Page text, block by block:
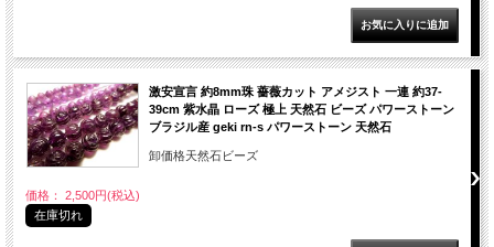
激安宣言 約8mm珠 薔薇カット アメジスト 一連 約37-
39cm 紫水晶 ローズ 極上 天然石 ビーズ パワーストーン
ブラジル産 geki rn-s パワーストーン 天然石
卸価格天然石ビーズ
価格： 2,500円(税込)
在庫切れ